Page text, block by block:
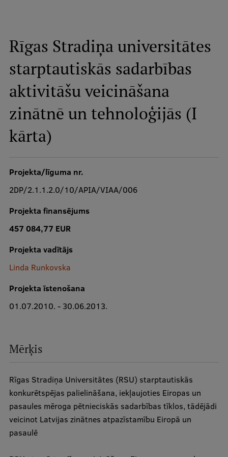
Mobile
galvenā
izvēlne
Pamatstudiju programmas
Maģistra studiju programmas
Doktorantūra
Rezidentūra
Uzņemšana
Praktiska informācija
Par RSU
Studentu dzīve
Studiju norises vietas
Fakultātes
Mūsu cilvēki
Struktūra
Identitāte
RSU fonds
Aula
Rīgas Stradiņa universitātes
starptautiskās sadarbības
aktivitāšu veicināšana
zinātnē un tehnoloģijās (I
kārta)
Projekta/līguma nr.
2DP/2.1.1.2.0/10/APIA/VIAA/006
Projekta finansējums
457 084,77 EUR
Projekta vadītājs
Linda Runkovska
Projekta īstenošana
01.07.2010. - 30.06.2013.
Mērķis
Rīgas Stradiņa Universitātes (RSU) starptautiskās
konkurētspējas palielināšana, iekļaujoties Eiropas un
pasaules mēroga pētnieciskās sadarbības tīklos, tādējādi
veicinot Latvijas zinātnes atpazīstamību Eiropā un
pasaulē